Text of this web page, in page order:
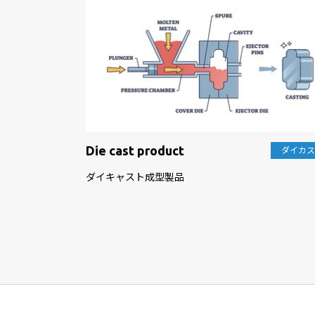
Die cast product ダイカ
ダイキャスト成型製品